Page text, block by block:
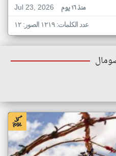
Jul 23, 2026
منذ ١٦ يوم
عدد الكلمات: ١٢١٩ الصور: ١٢